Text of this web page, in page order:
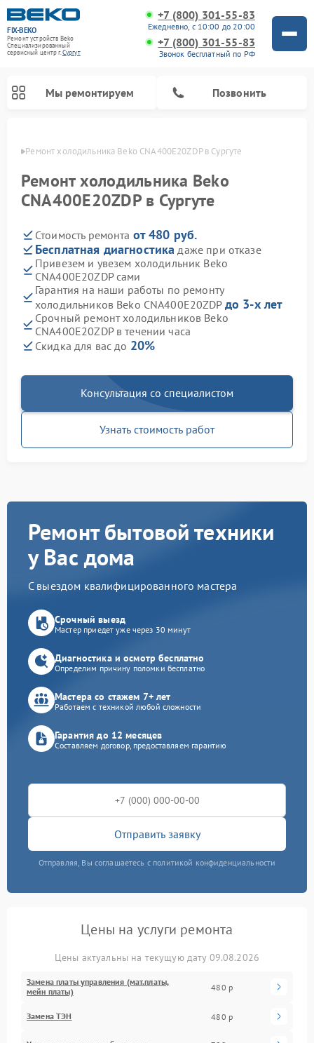
FIX-BEKO
Ремонт устройств Beko
Специализированный
cервисный центр г.Сургут
+7 (800) 301-55-83
Ежедневно, с 10:00 до 20:00
+7 (800) 301-55-83
Звонок бесплатный по РФ
Мы ремонтируем Позвонить
Ремонт холодильника Beko CNA400E20ZDP в Сургуте
Ремонт холодильника Beko
CNA400E20ZDP в Сургуте
Стоимость ремонта от 480 руб.
Бесплатная диагностика даже при отказе
Привезем и увезем холодильник Beko
CNA400E20ZDP сами
Гарантия на наши работы по ремонту
холодильников Beko CNA400E20ZDP до 3-х лет
Срочный ремонт холодильников Beko
CNA400E20ZDP в течении часа
Скидка для вас до 20%
Консультация со специалистом
Узнать стоимость работ
Ремонт бытовой техники
у Вас дома
С выездом квалифицированного мастера
Срочный выезд
Мастер приедет уже через 30 минут
Диагностика и осмотр бесплатно
Определим причину поломки бесплатно
Мастера со стажем 7+ лет
Работаем с техникой любой сложности
Гарантия до 12 месяцев
Составляем договор, предоставляем гарантию
Отправить заявку
Отправляя, Вы соглашаетесь с политикой конфиденциальности
Цены на услуги ремонта
Цены актуальны на текущую дату 09.08.2026
Замена платы управления (мат.платы,
мейн платы)
480 р
Замена ТЭН 480 р